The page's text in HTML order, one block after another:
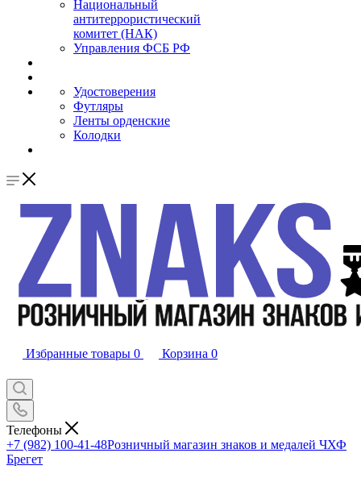
Национальный
антитеррористический
комитет (НАК)
Управления ФСБ РФ
Удостоверения
Футляры
Ленты орденские
Колодки
Избранные товары 0 Корзина 0
Телефоны
+7 (982) 100-41-48Розничный магазин знаков и медалей ЧХФ
Брегет